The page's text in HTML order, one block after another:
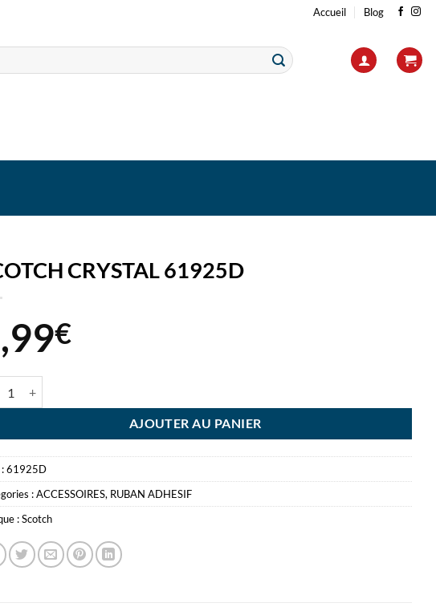
Accueil Blog
CRYSTAL 61925D
€
AJOUTER AU PANIER
:61925D
:ACCESSOIRES, RUBAN ADHESIF
:Scotch